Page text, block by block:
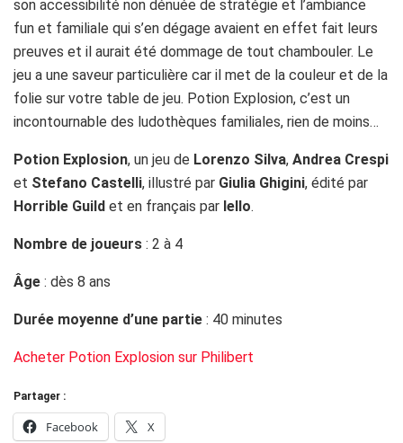
son accessibilité non dénuée de stratégie et l’ambiance
fun et familiale qui s’en dégage avaient en effet fait leurs
preuves et il aurait été dommage de tout chambouler. Le
jeu a une saveur particulière car il met de la couleur et de la
folie sur votre table de jeu. Potion Explosion, c’est un
incontournable des ludothèques familiales, rien de moins…
Potion Explosion, un jeu de Lorenzo Silva, Andrea Crespi
et Stefano Castelli, illustré par Giulia Ghigini, édité par
Horrible Guild et en français par Iello.
Nombre de joueurs : 2 à 4
Âge : dès 8 ans
Durée moyenne d’une partie : 40 minutes
Acheter Potion Explosion sur Philibert
Partager :
Facebook X